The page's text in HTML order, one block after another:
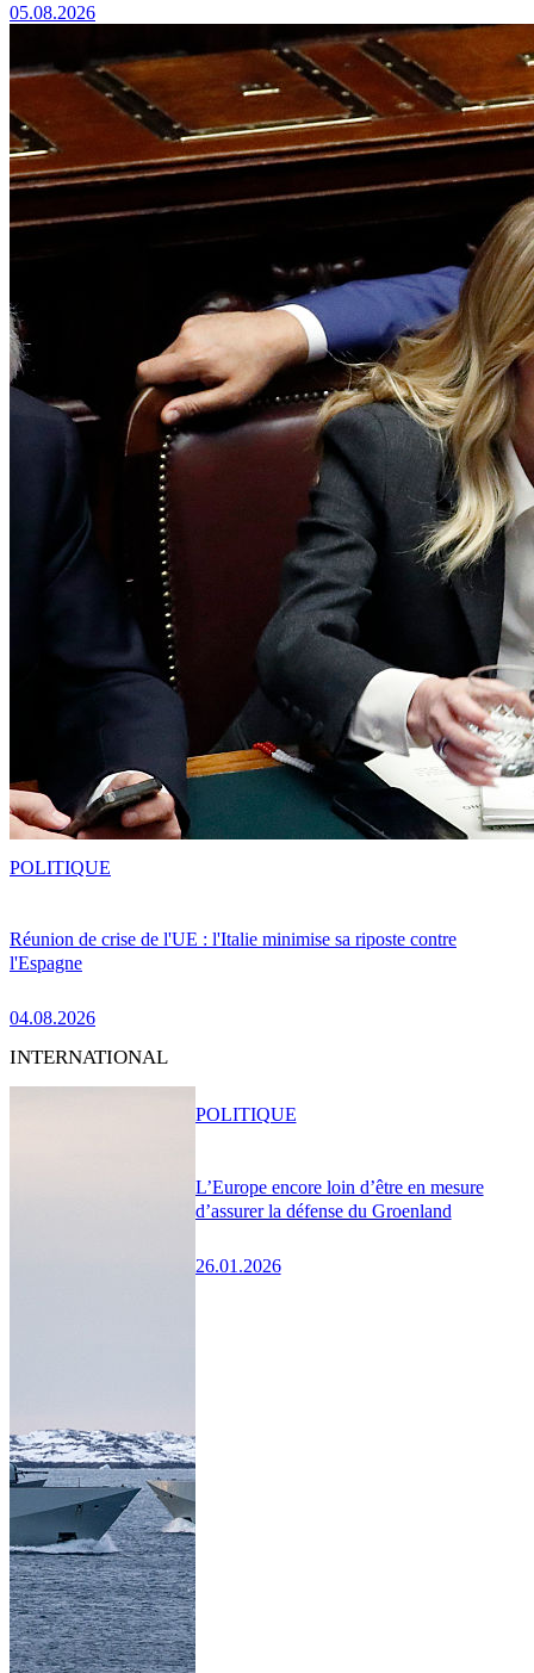
05.08.2026
Réunion de crise de l'UE : l'Italie minimise sa riposte contre
l'Espagne
04.08.2026
POLITIQUE
INTERNATIONAL
L’Europe encore loin d’être en mesure
d’assurer la défense du Groenland
26.01.2026
POLITIQUE